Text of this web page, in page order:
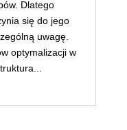
Dlatego
się do jego
uwagę.
optymalizacji w